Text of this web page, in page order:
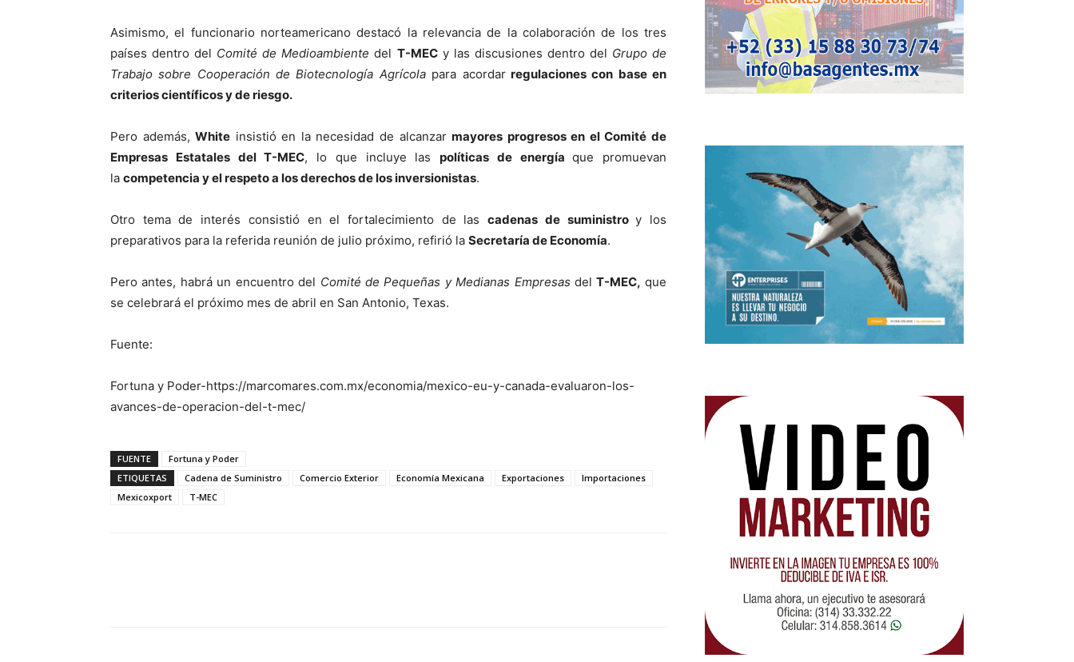
Asimismo, el funcionario norteamericano destacó la relevancia de la colaboración de los tres
países dentro del Comité de Medioambiente del T-MECy las discusiones dentro del Grupo de
Trabajo sobre Cooperación de Biotecnología Agrícolapara acordarregulaciones con base en
criterios científicos y de riesgo.
Pero además,White insistió en la necesidad de alcanzarmayores progresos en el Comité de
Empresas Estatales del T-MEC, lo que incluye las políticas de energíaque promuevan
la competencia y el respeto a los derechos de los inversionistas.
Otro tema de interés consistió en el fortalecimiento de lascadenas de suministroy los
preparativos para la referida reunión de julio próximo, refirió la Secretaría de Economía.
Pero antes, habrá un encuentro del Comité de Pequeñas y Medianas Empresas del T-MEC, que
se celebrará el próximo mes de abril en San Antonio, Texas.
Fuente:
Fortuna y Poder-https://marcomares.com.mx/economia/mexico-eu-y-canada-evaluaron-los-
avances-de-operacion-del-t-mec/
FUENTE
Fortuna y Poder
ETIQUETAS
Cadena de Suministro Comercio Exterior Economía Mexicana Exportaciones
Importaciones
Mexicoxport
T-MEC